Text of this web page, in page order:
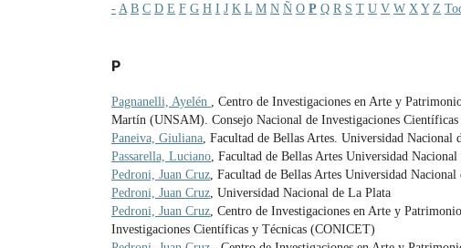
- A B C D E F G H I J K L M N Ñ O P Q R S T U V W X Y Z
P
Pagnanelli, Ayelén
, Centro de Investigaciones en Arte y
Martín (UNSAM). Consejo Nacional de Investigaciones
Paneiva, Giuliana , Facultad de Bellas Artes. Universidad Nacional
Passarella, Luciano , Facultad de Bellas Artes Universidad
Pedroni, Juan Cruz , Facultad de Bellas Artes Universidad Nacional
Pedroni, Juan Cruz , Universidad Nacional de La Plata
Pedroni, Juan Cruz , Centro de Investigaciones en Arte y
Investigaciones Científicas y Técnicas (CONICET)